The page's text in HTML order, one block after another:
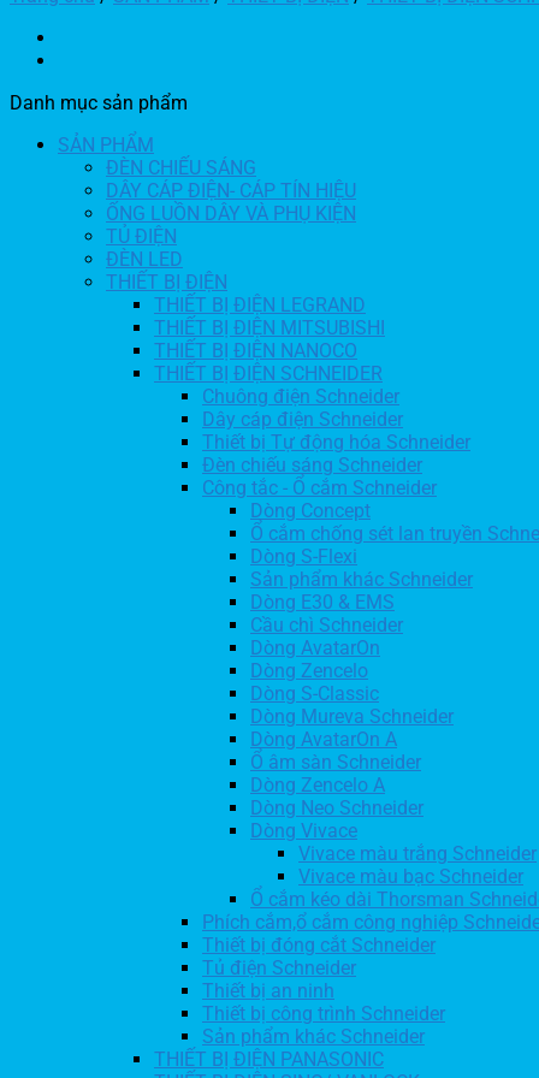
Danh mục sản phẩm
SẢN PHẨM
ĐÈN CHIẾU SÁNG
DÂY CÁP ĐIỆN- CÁP TÍN HIỆU
ỐNG LUỒN DÂY VÀ PHỤ KIỆN
TỦ ĐIỆN
ĐÈN LED
THIẾT BỊ ĐIỆN
THIẾT BỊ ĐIỆN LEGRAND
THIẾT BỊ ĐIỆN MITSUBISHI
THIẾT BỊ ĐIỆN NANOCO
THIẾT BỊ ĐIỆN SCHNEIDER
Chuông điện Schneider
Dây cáp điện Schneider
Thiết bị Tự động hóa Schneider
Đèn chiếu sáng Schneider
Công tắc - Ổ cắm Schneider
Dòng Concept
Ổ cắm chống sét lan truyền
Dòng S-Flexi
Sản phẩm khác Schneider
Dòng E30 & EMS
Cầu chì Schneider
Dòng AvatarOn
Dòng Zencelo
Dòng S-Classic
Dòng Mureva Schneider
Dòng AvatarOn A
Ổ âm sàn Schneider
Dòng Zencelo A
Dòng Neo Schneider
Dòng Vivace
Vivace màu trắng Schneider
Vivace màu bạc Schneider
Ổ cắm kéo dài Thorsman
Phích cắm,ổ cắm công nghiệp
Thiết bị đóng cắt Schneider
Tủ điện Schneider
Thiết bị an ninh
Thiết bị công trình Schneider
Sản phẩm khác Schneider
THIẾT BỊ ĐIỆN PANASONIC